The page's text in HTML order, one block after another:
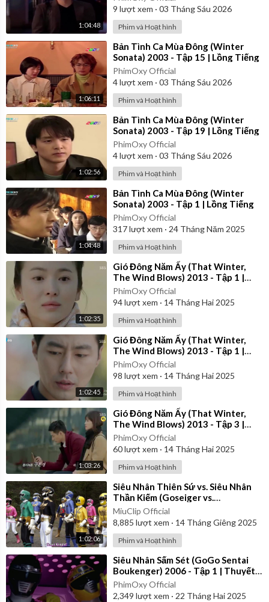
1:04:48
9 lượt xem · 03 Tháng Sáu 2026
Phim và Hoạt hình
1:06:11
⁣Bản Tình Ca Mùa Đông (Winter
Sonata) 2003 - Tập 15 | Lồng Tiếng
PhimOxy Official
4lượt xem · 03 Tháng Sáu 2026
Phim và Hoạt hình
1:02:56
⁣Bản Tình Ca Mùa Đông (Winter
Sonata) 2003 - Tập 19 | Lồng Tiếng
PhimOxy Official
4lượt xem · 03 Tháng Sáu 2026
Phim và Hoạt hình
1:04:48
⁣Bản Tình Ca Mùa Đông (Winter
Sonata) 2003 - Tập 1 | Lồng Tiếng
PhimOxy Official
317lượt xem · 24 Tháng Năm 2025
Phim và Hoạt hình
1:02:35
⁣Gió Đông Năm Ấy (That Winter,
The Wind Blows) 2013 - Tập 1 |
Lồng Tiếng
PhimOxy Official
94lượt xem · 14 Tháng Hai 2025
Phim và Hoạt hình
1:02:45
⁣Gió Đông Năm Ấy (That Winter,
The Wind Blows) 2013 - Tập 1 |
Vietsub
PhimOxy Official
98 lượt xem · 14 Tháng Hai 2025
Phim và Hoạt hình
1:03:26
⁣Gió Đông Năm Ấy (That Winter,
The Wind Blows) 2013 - Tập 3 |
Lồng Tiếng
PhimOxy Official
60lượt xem · 14 Tháng Hai 2025
Phim và Hoạt hình
1:02:06
⁣Siêu Nhân Thiên Sứ vs. Siêu Nhân
Thần Kiếm (Goseiger vs.
Shinkenger) | Vietsub
MiuClip Official
8,885 lượt xem · 14 Tháng Giêng 2025
Phim và Hoạt hình
⁣Siêu Nhân Sấm Sét (GoGo Sentai
Boukenger) 2006 - Tập 1 | Thuyết
Minh
PhimOxy Official
2,349 lượt xem · 22 Tháng Hai 2025